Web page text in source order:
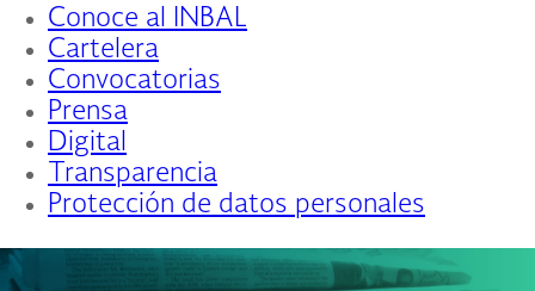
de
Navegación
Conoce al INBAL
Cartelera
Convocatorias
Prensa
Digital
Transparencia
Protección de datos personales